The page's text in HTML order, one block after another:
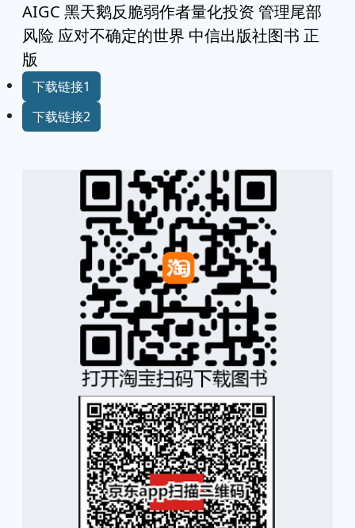
AIGC 黑天鹅反脆弱作者量化投资 管理尾部
风险 应对不确定的世界 中信出版社图书 正
版
下载链接1
下载链接2